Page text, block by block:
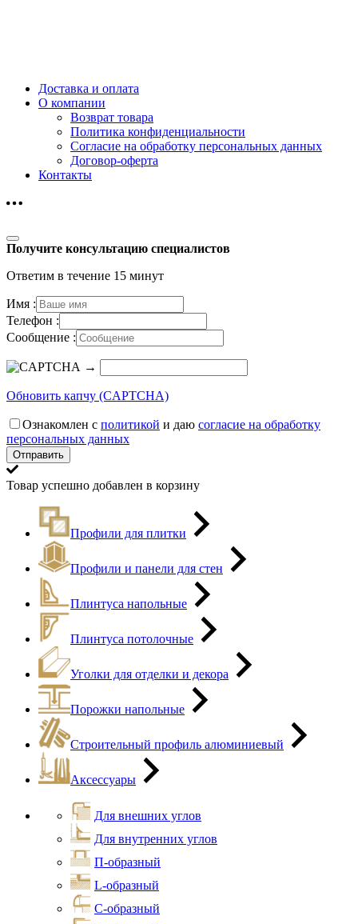
Доставка и оплата
О компании
Возврат товара
Политика конфиденциальности
Согласие на обработку персональных данных
Договор-оферта
Контакты
Получите консультацию специалистов
Ответим в течение 15 минут
Имя :
Телефон :
Сообщение :
→
Обновить капчу (CAPTCHA)
Ознакомлен с политикой и даю согласие на обработку
персональных данных
Товар успешно добавлен в корзину
Профили для плитки
Профили и панели для стен
Плинтуса напольные
Плинтуса потолочные
Уголки для отделки и декора
Порожки напольные
Строительный профиль алюминиевый
Аксессуары
Для внешних углов
Для внутренних углов
П-образный
L-образный
С-образный